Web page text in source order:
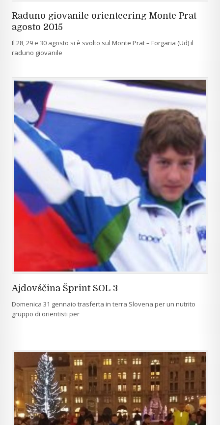
Raduno giovanile orienteering Monte Prat
agosto 2015
Il 28, 29 e 30 agosto si è svolto sul Monte Prat – Forgaria (Ud) il
raduno giovanile
Ajdovščina Šprint SOL 3
Domenica 31 gennaio trasferta in terra Slovena per un nutrito
gruppo di orientisti per